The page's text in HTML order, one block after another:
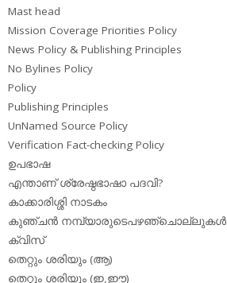
Mast head
Mission Coverage Priorities Policy
News Policy & Publishing Principles
No Bylines Policy
Policy
Publishing Principles
UnNamed Source Policy
Verification Fact-checking Policy
ഉപഭാഷ
എന്താണ് ശ്രേഷ്ഠഭാഷാ പദവി?
കാക്കാരിശ്ശി നാടകം
കുഞ്ചന്‍ നമ്പ്യാരുടെപഴഞ്ചൊല്ലുകള്‍
ക്വിസ്
തെറ്റും ശരിയും (ആ)
തെറ്റും ശരിയും (ഇ,ഈ)